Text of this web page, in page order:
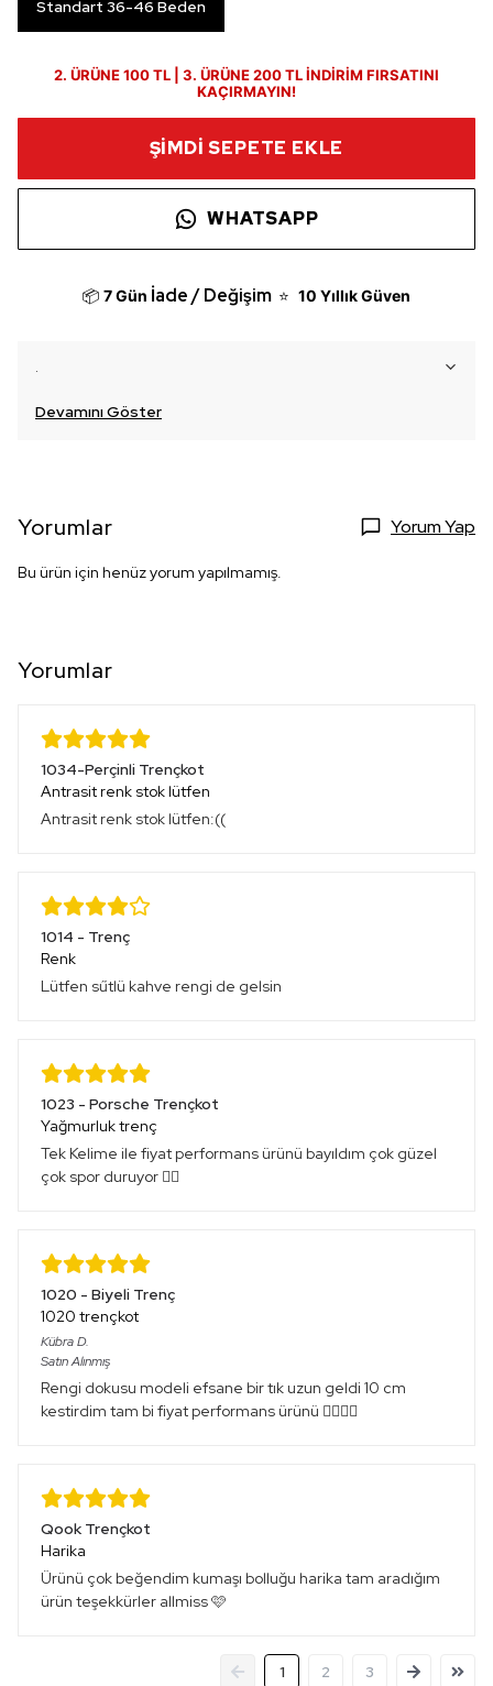
Standart 36-46 Beden
2. ÜRÜNE 100 TL | 3. ÜRÜNE 200 TL İNDİRİM FIRSATINI
KAÇIRMAYIN!
ŞİMDİ SEPETE EKLE
WHATSAPP
📦 7 Gün İade / Değişim ⭐ 10 Yıllık Güven
.
Devamını Göster
Yorumlar Yorum Yap
Bu ürün için henüz yorum yapılmamış.
Yorumlar
1034-Perçinli Trençkot
Antrasit renk stok lütfen
Antrasit renk stok lütfen:((
1014 - Trenç
Renk
Lütfen sűtlü kahve rengi de gelsin
1023 - Porsche Trençkot
Yağmurluk trenç
Tek Kelime ile fiyat performans ürünü bayıldım çok güzel
çok spor duruyor 👍🏻
1020 - Biyeli Trenç
1020 trençkot
KübraD.
Satın Alınmış
Rengi dokusu modeli efsane bir tık uzun geldi 10 cm
kestirdim tam bi fiyat performans ürünü 👌🏻👌🏻
Qook Trençkot
Harika
Ürünü çok beğendim kumaşı bolluğu harika tam aradığım
ürün teşekkürler allmiss 🩷
1 2 3